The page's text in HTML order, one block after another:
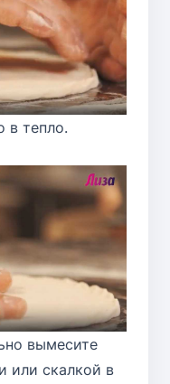
в тепло.
вымесите
или скалкой в